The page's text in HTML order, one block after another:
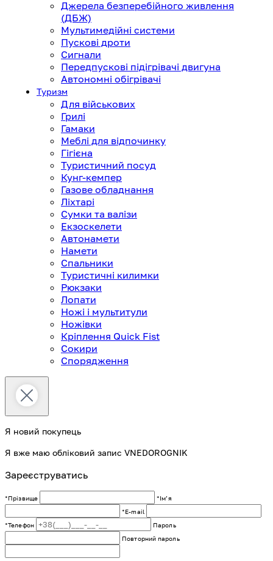
Джерела безперебійного живлення
(ДБЖ)
Мультимедійні системи
Пускові дроти
Сигнали
Передпускові підігрівачі двигуна
Автономні обігрівачі
Туризм
Для військових
Грилі
Гамаки
Меблі для відпочинку
Гігієна
Туристичний посуд
Кунг-кемпер
Газове обладнання
Ліхтарі
Сумки та валізи
Екзоскелети
Автонамети
Намети
Спальники
Туристичні килимки
Рюкзаки
Лопати
Ножі і мультитули
Ножівки
Кріплення Quick Fist
Сокири
Спорядження
Я новий покупець
Я вже маю обліковий запис VNEDOROGNIK
Зареєструватись
*Прізвище
*Імʼя
*E-mail
*Телефон
Пароль
Повторний пароль